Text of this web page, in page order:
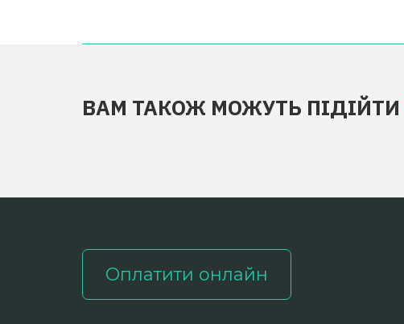
ВАМ ТАКОЖ МОЖУТЬ ПІДІЙТИ
Оплатити онлайн